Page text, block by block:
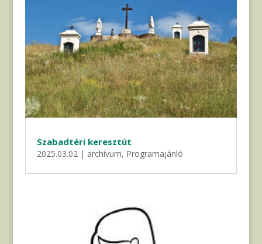
Szabadtéri keresztút
2025.03.02| archívum, Programajánló